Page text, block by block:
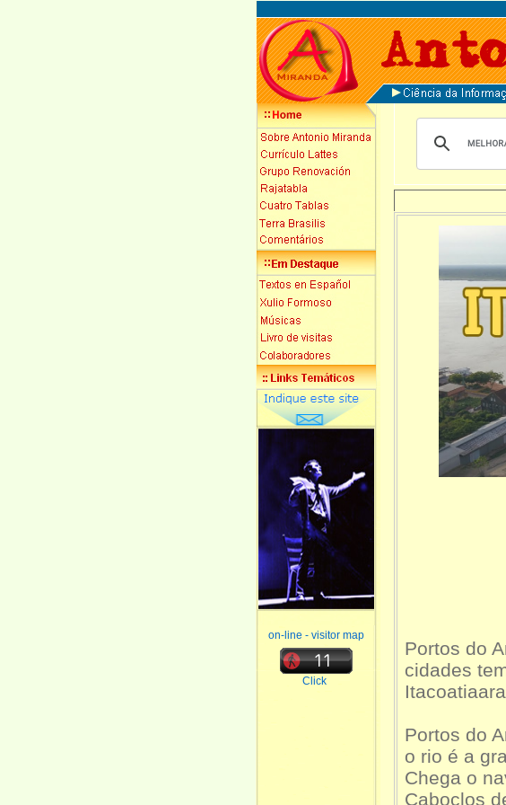
on-line - visitor map
Click
Portos do
cidades
Portos do
o rio é a
Chega o
Caboclos